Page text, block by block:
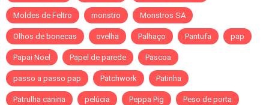
Moldes de Feltro monstro Monstros SA
Olhos de bonecas ovelha Palhaço Pantufa pap
Papai Noel Papel de parede Pascoa
passo a passo pap Patchwork Patinha
Patrulha canina pelúcia Peppa Pig Peso de porta